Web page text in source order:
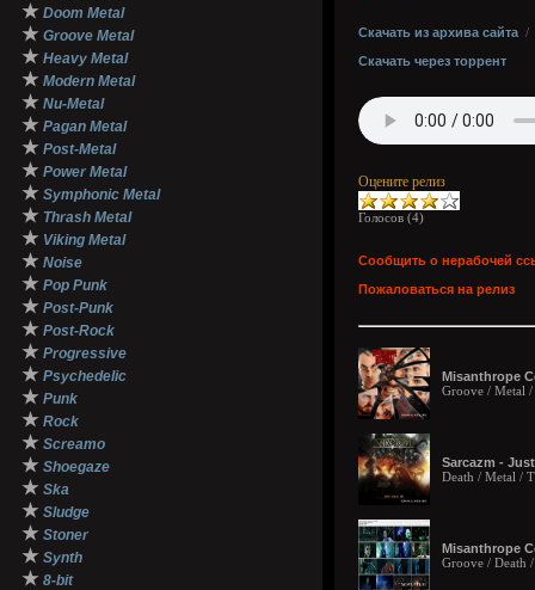
★ Doom Metal
★ Groove Metal
★ Heavy Metal
★ Modern Metal
★ Nu-Metal
★ Pagan Metal
★ Post-Metal
★ Power Metal
★ Symphonic Metal
★ Thrash Metal
★ Viking Metal
★ Noise
★ Pop Punk
★ Post-Punk
★ Post-Rock
★ Progressive
★ Psychedelic
★ Punk
★ Rock
★ Screamo
★ Shoegaze
★ Ska
★ Sludge
★ Stoner
★ Synth
★ 8-bit
Скачать из архива сайта /
Скачать через торрент
Оцените релиз
Голосов (4)
Сообщить о нерабочей
Пожаловаться на релиз
Misanthrope
Groove / Metal /
Sarcazm -
Death / Metal /
Misanthrope
Groove / Death